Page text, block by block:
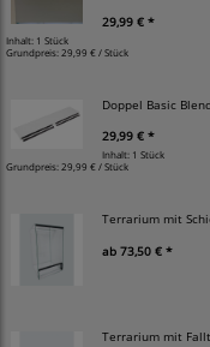
29,99 € *
Inhalt: 1 Stück
Grundpreis: 29,99 € / Stück
Doppel Basic
29,99 € *
Inhalt: 1 Stück
Grundpreis:29,99 € / Stück
Terrarium mit
ab 73,50 € *
Terrarium mit